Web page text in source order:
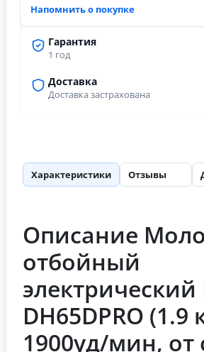
Гарантия
1 год
Доставка
Доставка застрахована
Напомнить о покупке
Характеристики Отзывы
Описание
отбойный
DH65DPRO (1.9
1900уд/мин, от